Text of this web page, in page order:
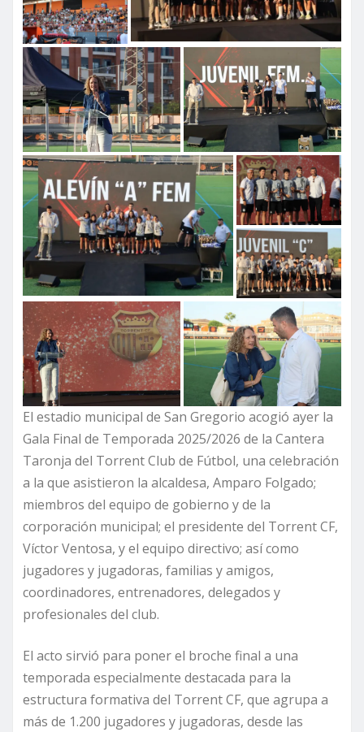
El estadio municipal de San Gregorio acogió ayer la
Gala Final de Temporada 2025/2026 de la Cantera
Taronja del Torrent Club de Fútbol, una celebración
a la que asistieron la alcaldesa, Amparo Folgado;
miembros del equipo de gobierno y de la
corporación municipal; el presidente del Torrent CF,
Víctor Ventosa, y el equipo directivo; así como
jugadores y jugadoras, familias y amigos,
coordinadores, entrenadores, delegados y
profesionales del club.
El acto sirvió para poner el broche final a una
temporada especialmente destacada para la
estructura formativa del Torrent CF, que agrupa a
más de 1.200 jugadores y jugadoras, desde las